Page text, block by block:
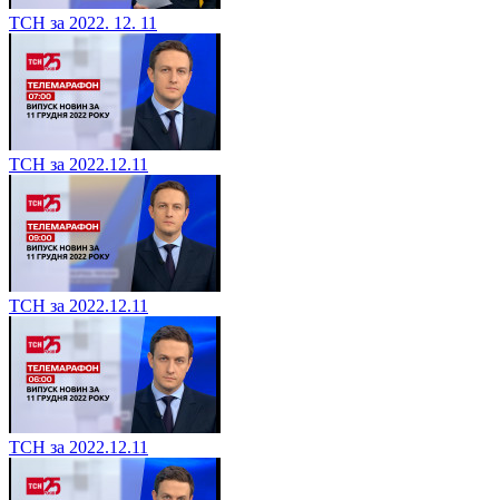
ТСН за 2022. 12. 11
ТСН за 2022.12.11
ТСН за 2022.12.11
ТСН за 2022.12.11